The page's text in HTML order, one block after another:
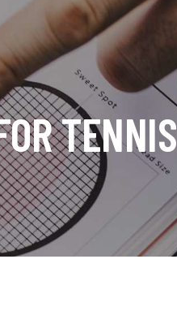
TENNIS